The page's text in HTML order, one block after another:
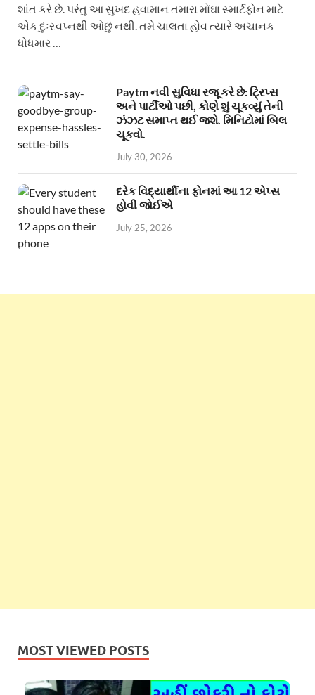
શાંત કરે છે. પરંતુ આ સુખદ હવામાન તમારા મોંઘા સ્માર્ટફોન માટે
એક દુઃસ્વપ્નથી ઓછું નથી. તમે ચાલતા હોવ ત્યારે અચાનક
ધોધમાર …
Paytm નવી સુવિધા રજૂ કરે છે: ટ્રિપ્સ
અને પાર્ટીઓ પછી, કોણે શું ચૂકવ્યું તેની
ઝંઝટ સમાપ્ત થઈ જશે. મિનિટોમાં બિલ
ચૂકવો.
July 30, 2026
દરેક વિદ્યાર્થીના ફોનમાં આ 12 એપ્સ
હોવી જોઈએ
July 25, 2026
MOST VIEWED POSTS